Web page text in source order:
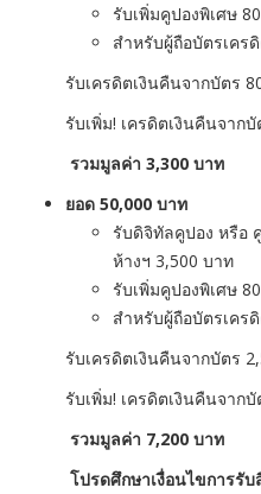
รับเพิ่มคูปองพิเศษ
สำหรับผู้ถือบัตรเคร
รับเครดิตเงินคืนจากบัตร
รับเพิ่ม! เครดิตเงินคืนจากบั
รวมมูลค่า 3,300 บาท
ยอด 50,000 บาท
รับดิจิทัลคูปอง หรือ
ห้างฯ 3,500 บาท
รับเพิ่มคูปองพิเศษ
สำหรับผู้ถือบัตรเคร
รับเครดิตเงินคืนจากบัตร
รับเพิ่ม! เครดิตเงินคืนจากบั
รวมมูลค่า 7,200 บาท
โปรดศึกษาเงื่อนไขการรับ